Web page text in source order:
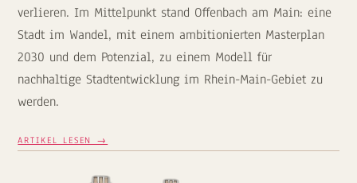
verlieren. Im Mittelpunkt stand Offenbach am Main: eine
Stadt im Wandel, mit einem ambitionierten Masterplan
2030 und dem Potenzial, zu einem Modell für
nachhaltige Stadtentwicklung im Rhein-Main-Gebiet zu
werden.
ARTIKEL LESEN →